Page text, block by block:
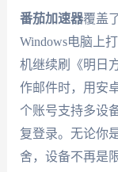
番茄加速器覆盖
Windows电脑上
机继续刷《明日
作邮件时，用安
个账号支持多设
复登录。无论你
舍，设备不再是